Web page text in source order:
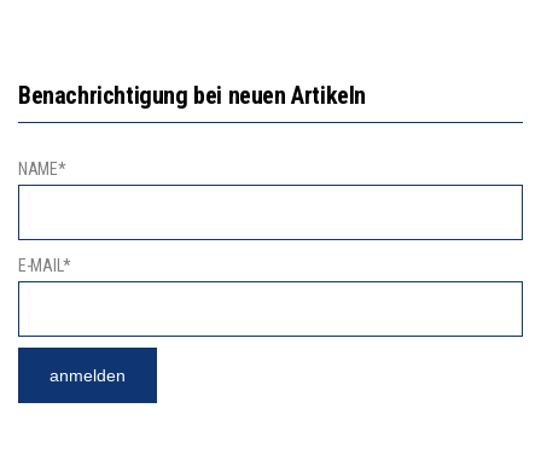
Benachrichtigung bei neuen Artikeln
NAME*
E-MAIL*